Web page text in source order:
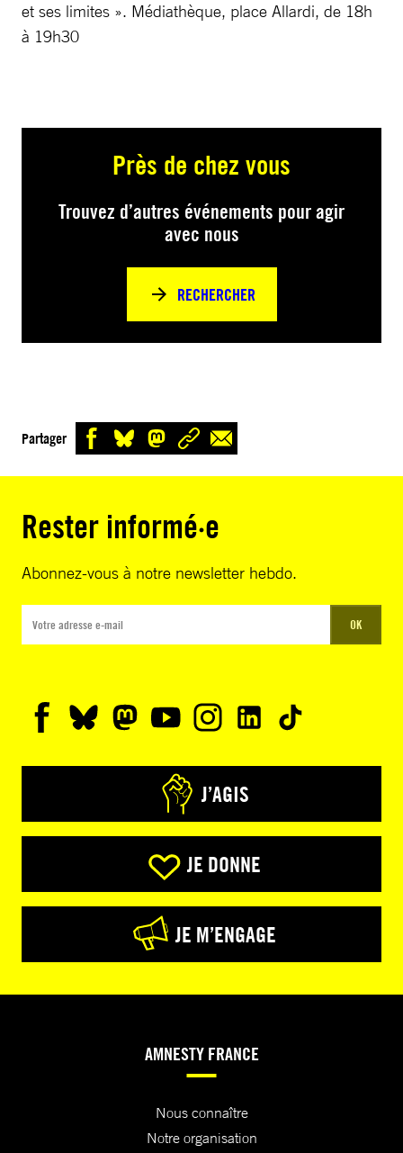
et ses limites ». Médiathèque, place Allardi, de 18h
à 19h30
Près de chez vous
Trouvez d’autres événements pour agir
avec nous
RECHERCHER
Partager
Rester informé·e
Abonnez-vous à notre newsletter hebdo.
OK
J’AGIS
JE DONNE
JE M’ENGAGE
AMNESTY FRANCE
Nous connaître
Notre organisation